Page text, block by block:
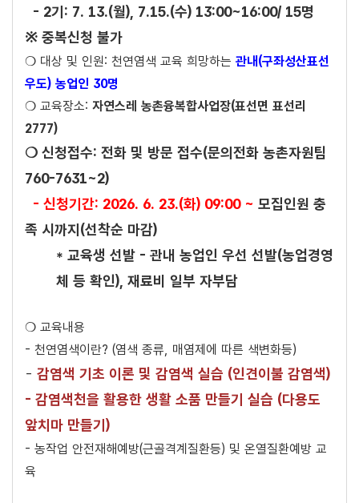
- 2기: 7. 13.(월), 7.15.(수) 13:00~16:00/ 15명
※ 중복신청 불가
❍ 대상 및 인원: 천연염색 교육 희망하는 관내(구좌성산표선
우도) 농업인 30명
❍ 교육장소: 자연스레 농촌융복합사업장(표선면 표선리
2777)
❍ 신청접수: 전화 및 방문 접수(문의전화 농촌자원팀
760-7631~2)
- 신청기간: 2026. 6. 23.(화) 09:00 ~ 모집인원 충
족 시까지(선착순 마감)
* 교육생 선발 - 관내 농업인 우선 선발(농업경영
체 등 확인), 재료비 일부 자부담
❍ 교육내용
- 천연염색이란? (염색 종류, 매염제에 따른 색변화등)
- 감염색 기초 이론 및 감염색 실습 (인견이불 감염색)
- 감염색천을 활용한 생활 소품 만들기 실습 (다용도
앞치마 만들기)
- 농작업 안전재해예방(근골격계질환등) 및 온열질환예방 교
육